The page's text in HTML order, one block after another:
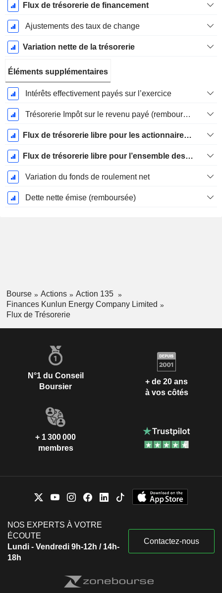
Flux de trésorerie de financement
Ajustements des taux de change
Variation nette de la trésorerie
Éléments supplémentaires
Intérêts effectivement payés sur l’exercice
Trésorerie Impôt sur le revenu payé (remboursement)Impôt effectivement payé (remboursé) sur l’exercice
Flux de trésorerie libre pour les actionnaires FCFE
Flux de trésorerie libre pour l’ensemble des pourvoyeurs de fonds (créanciers et actionnaires) FCFF
Variation du fonds de roulement net
Dette nette émise (remboursée)
Bourse Actions
Action 135
Finances Kunlun Energy Company Limited
Flux de Trésorerie
N°1 du Conseil
Boursier
+ de 20 ans
à vos côtés
+ 1 300 000
membres
NOS EXPERTS À VOTRE
ÉCOUTE
Lundi - Vendredi 9h-12h / 14h-
18h
Contactez-nous